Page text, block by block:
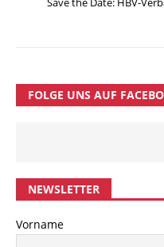
FOLGE UNS AUF
NEWSLETTER
Vorname